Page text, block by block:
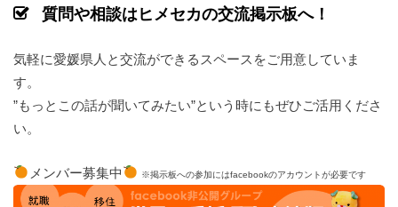
質問や相談はヒメセカの交流掲示板へ！
気軽に愛媛県人と交流ができるスペースをご用意していま
す。
”もっとこの話が聞いてみたい”という時にもぜひご活用くださ
い。
メンバー募集中 ※掲示板への参加にはfacebookのアカウントが必要です